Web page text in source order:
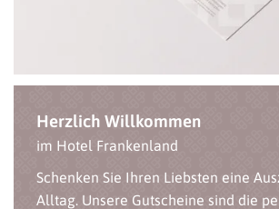
Herzlich Willkommen
im Hotel Frankenland
Schenken Sie Ihren Liebsten eine
Alltag. Unsere Gutscheine sind die